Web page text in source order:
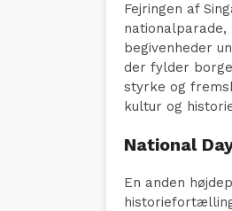
Fejringen af
begivenheder
der fylder
styrke og
kultur og
National
En anden